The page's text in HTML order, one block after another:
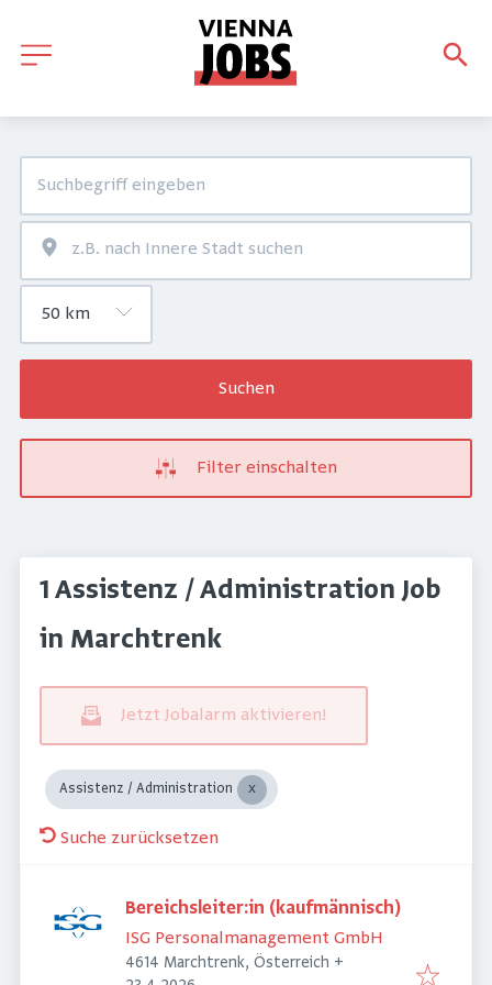
Suchen
Filter einschalten
1 Assistenz / Administration Job
in Marchtrenk
Jetzt Jobalarm aktivieren!
Assistenz / Administration
Suche zurücksetzen
Bereichsleiter:in (kaufmännisch)
ISG Personalmanagement GmbH
4614 Marchtrenk, Österreich +